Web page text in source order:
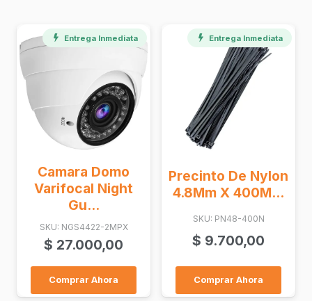
Entrega Inmediata
Precinto De Nylon
4.8Mm X 400M...
$9.700,00
Comprar Ahora
Entrega Inmediata
Caja De Derivacion
Tipo X, Uso...
SKU: DM 100 X
$8.800,00
Comprar Ahora